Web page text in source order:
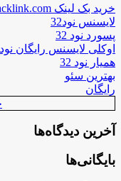
خرید بک لینک behtarinbacklink.com
لایسنس نود32
پسورد نود 32
اوکلی لایسنس رایگان نود 32
همیار نود 32
بهترین سئو
رایگان
آخرین دیدگاه‌ها
بایگانی‌ها